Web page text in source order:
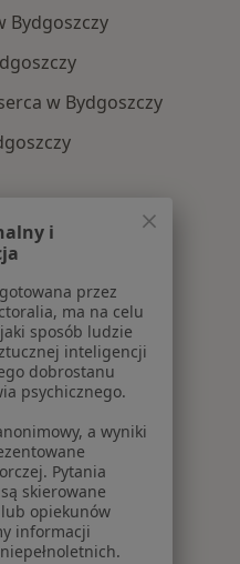
Bydgoszczy
w Bydgoszczy
w Bydgoszczy
Bydgoszczy
Bydgoszczy
i
przez
ma na celu
sposób ludzie
inteligencji
dobrostanu
psychicznego.
a wyniki
Pytania
skierowane
opiekunów
informacji